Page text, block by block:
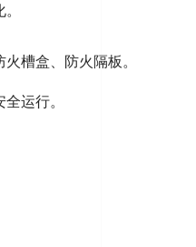
。
槽盒、防火隔板。
运行。